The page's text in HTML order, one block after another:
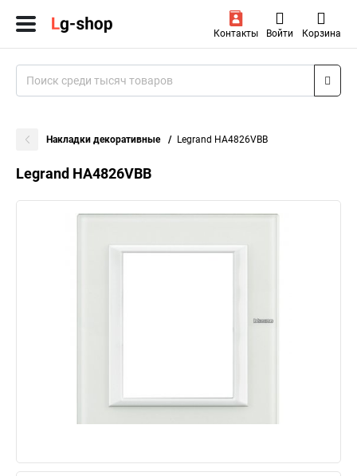
Контакты Войти Корзина
Накладки декоративные Legrand HA4826VBB
Legrand HA4826VBB